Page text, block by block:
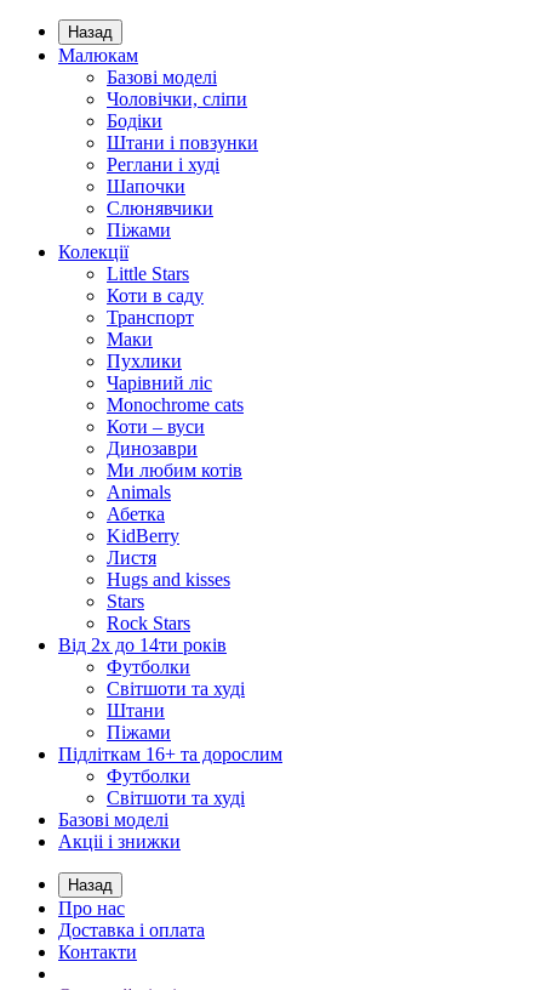
Назад
Малюкам
Базові моделі
Чоловічки, сліпи
Бодіки
Штани і повзунки
Реглани і худі
Шапочки
Слюнявчики
Піжами
Колекції
Little Stars
Коти в саду
Транспорт
Маки
Пухлики
Чарівний ліс
Monochrome cats
Коти – вуси
Динозаври
Ми любим котів
Animals
Абетка
KidBerry
Листя
Hugs and kisses
Stars
Rock Stars
Від 2х до 14ти років
Футболки
Світшоти та худі
Штани
Піжами
Підліткам 16+ та дорослим
Футболки
Світшоти та худі
Базові моделі
Акціі і знижки
Назад
Про нас
Доставка і оплата
Контакти